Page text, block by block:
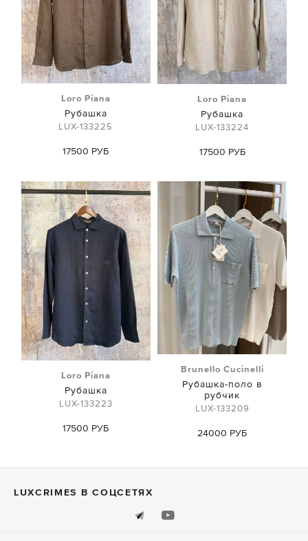
Loro Piana
Рубашка
LUX-133225
17500 РУБ
Loro Piana
Рубашка
LUX-133224
17500 РУБ
Loro Piana
Рубашка
LUX-133223
17500 РУБ
Brunello Cucinelli
Рубашка-поло в
рубчик
LUX-133209
24000 РУБ
LUXСRIMES В СОЦСЕТЯХ